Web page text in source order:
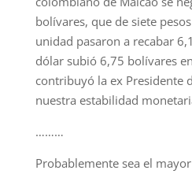
bolívares, que de siete
unidad pasaron a recabar
dólar subió 6,75 bolívares
contribuyó la ex Presidente
nuestra estabilidad
………
Probablemente sea el